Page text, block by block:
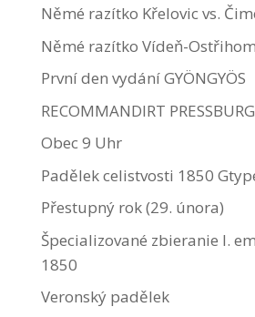
Němé razítko Křelovic vs.
Němé razítko Vídeň-
První den vydání GYÖNGYÖS
RECOMMANDIRT PRESSBURG
Obec 9 Uhr
Padělek celistvosti 1850
Přestupný rok (29. února)
Špecializované zbieranie I.
1850
Veronský padělek